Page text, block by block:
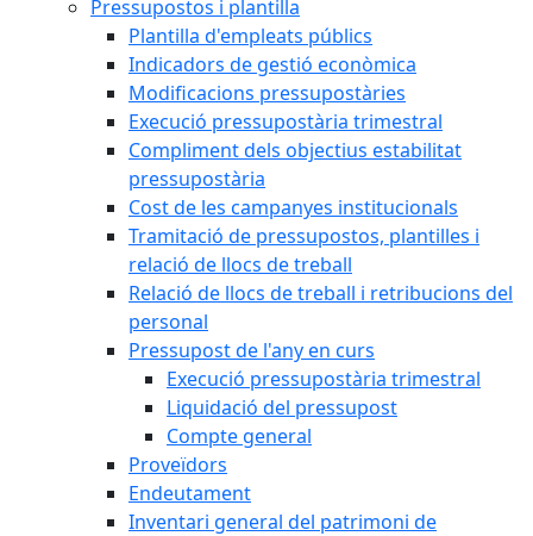
Pressupostos i plantilla
Plantilla d'empleats públics
Indicadors de gestió econòmica
Modificacions pressupostàries
Execució pressupostària trimestral
Compliment dels objectius estabilitat
pressupostària
Cost de les campanyes institucionals
Tramitació de pressupostos, plantilles i
relació de llocs de treball
Relació de llocs de treball i retribucions del
personal
Pressupost de l'any en curs
Execució pressupostària trimestral
Liquidació del pressupost
Compte general
Proveïdors
Endeutament
Inventari general del patrimoni de